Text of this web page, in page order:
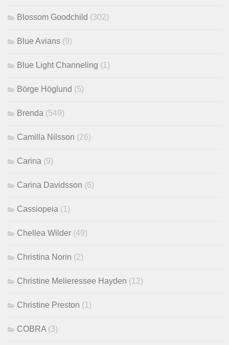
Blossom Goodchild (302)
Blue Avians (9)
Blue Light Channeling (1)
Börge Höglund (5)
Brenda (549)
Camilla Nilsson (26)
Carina (9)
Carina Davidsson (6)
Cassiopeia (1)
Chellea Wilder (49)
Christina Norin (2)
Christine Melieressee Hayden (12)
Christine Preston (1)
COBRA (3)